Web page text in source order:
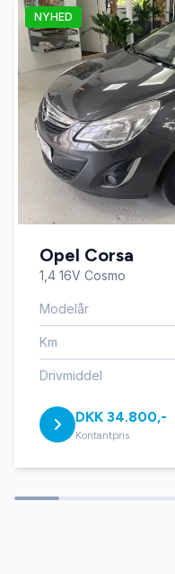
NYHED
Opel Corsa
1,4 16V Cosmo
Modelår
Km
Drivmiddel
DKK 34.800,-
Kontantpris